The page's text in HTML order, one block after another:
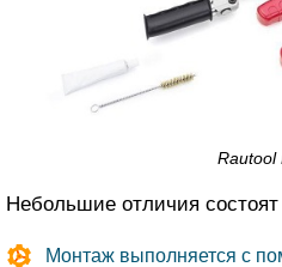
Rautool
Небольшие отличия
Монтаж выполняется с